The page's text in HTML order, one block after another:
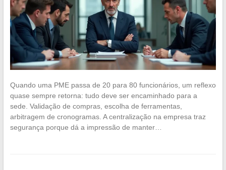
Quando uma PME passa de 20 para 80 funcionários, um reflexo
quase sempre retorna: tudo deve ser encaminhado para a
sede. Validação de compras, escolha de ferramentas,
arbitragem de cronogramas. A centralização na empresa traz
segurança porque dá a impressão de manter…